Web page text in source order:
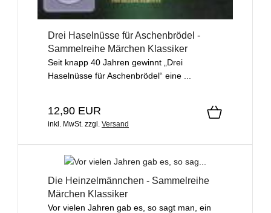
Drei Haselnüsse für Aschenbrödel -
Sammelreihe Märchen Klassiker
Seit knapp 40 Jahren gewinnt „Drei
Haselnüsse für Aschenbrödel“ eine ...
12,90 EUR
inkl. MwSt. zzgl. Versand
Die Heinzelmännchen - Sammelreihe
Märchen Klassiker
Vor vielen Jahren gab es, so sagt man, ein